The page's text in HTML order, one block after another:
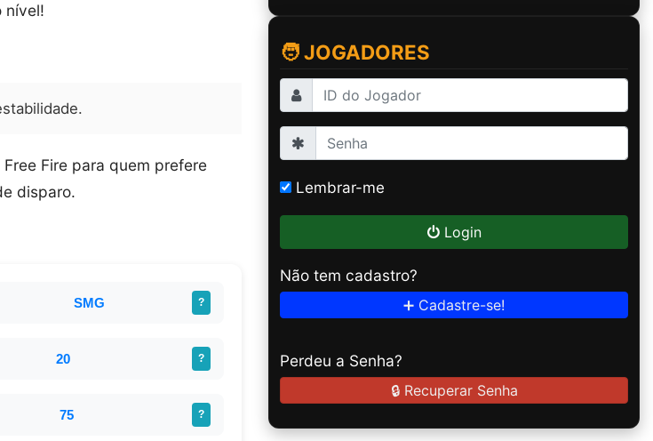
nível!
Fire para quem prefere
disparo.
SMG ?
20 ?
75 ?
🧑 JOGADORES
Lembrar-me
Login
Não tem cadastro?
➕ Cadastre-se!
Perdeu a Senha?
🔒 Recuperar Senha